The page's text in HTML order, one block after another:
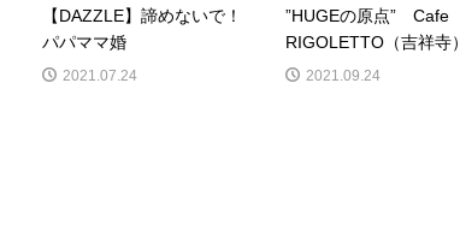
【DAZZLE】諦めないで！
パパママ婚
2021.07.24
”HUGEの原点” Cafe
RIGOLETTO（吉祥寺）
2021.09.24